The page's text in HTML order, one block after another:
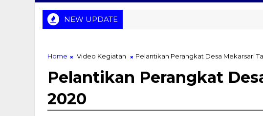
NEW UPDATE
Home Video Kegiatan Pelantikan Perangkat Desa Mekarsari
Pelantikan Perangkat
2020